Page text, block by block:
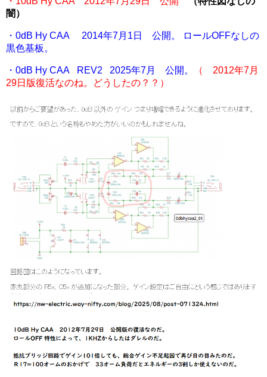
闇）
・0dB Hy CAA 2014年7月1日 公開。 ロールOFFなしの
黒色基板。
・0dB Hy CAA REV2 2025年7月 公開。
（ 2012年7月
29日版復活なのね。どうしたの？？）